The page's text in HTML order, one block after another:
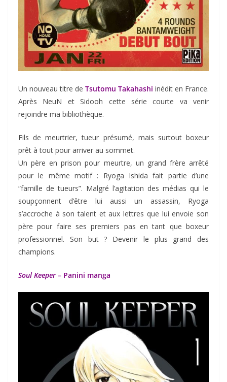
Un nouveau titre de Tsutomu Takahashi inédit en France.
Après NeuN et Sidooh cette série courte va venir
rejoindre ma bibliothèque.
Fils de meurtrier, tueur présumé, mais surtout boxeur
prêt à tout pour arriver au sommet.
Un père en prison pour meurtre, un grand frère arrêté
pour le même motif : Ryoga Ishida fait partie d’une
“famille de tueurs”. Malgré l’agitation des médias qui le
soupçonnent d’être lui aussi un assassin, Ryoga
s’accroche à son talent et aux lettres que lui envoie son
père pour faire ses premiers pas en tant que boxeur
professionnel. Son but ? Devenir le plus grand des
champions.
Soul Keeper – Panini manga